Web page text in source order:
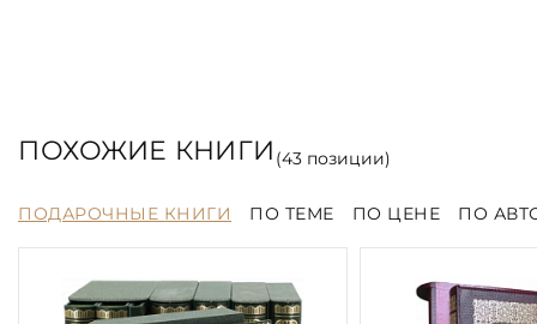
ПОХОЖИЕ КНИГИ (43позиции)
ПОДАРОЧНЫЕ КНИГИ ПО ТЕМЕ ПО ЦЕНЕ ПО